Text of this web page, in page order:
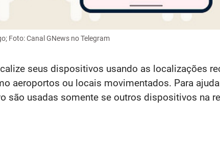
Foto: Canal GNews no Telegram
seus dispositivos usando as localizações
aeroportos ou locais movimentados. Para
são usadas somente se outros dispositivos na